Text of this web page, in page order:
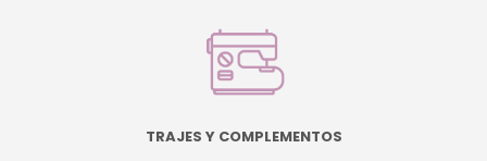
TRAJES Y COMPLEMENTOS